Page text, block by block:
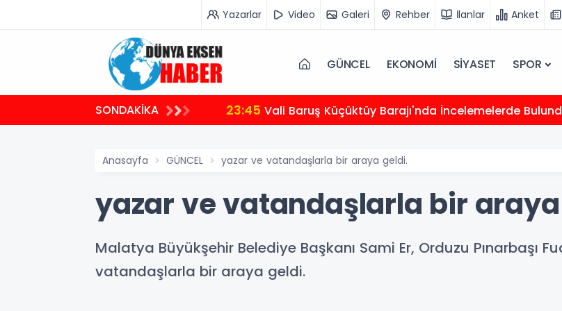
Yazarlar Video Galeri Rehber İlanlar Anket
GÜNCEL EKONOMİ SİYASET SPOR
SONDAKİKA 23:45 Vali Baruş Küçüktüy Barajı'nda İncelemelerde
Anasayfa GÜNCEL yazar ve vatandaşlarla bir araya geldi.
yazar ve vatandaşlarla bir
Malatya Büyükşehir Belediye Başkanı Sami Er, Orduzu Pınarbaşı
vatandaşlarla bir araya geldi.